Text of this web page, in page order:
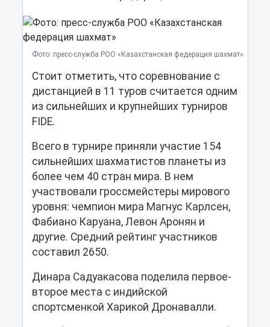
Фото: пресс-служба РОО «Казахстанская федерация шахмат»
Стоит отметить, что соревнование с
дистанцией в 11 туров считается одним
из сильнейших и крупнейших турниров
FIDE.
Всего в турнире приняли участие 154
сильнейших шахматистов планеты из
более чем 40 стран мира. В нем
участвовали гроссмейстеры мирового
уровня: чемпион мира Магнус Карлсен,
Фабиано Каруана, Левон Аронян и
другие. Средний рейтинг участников
составил 2650.
Динара Садуакасова поделила первое-
второе места с индийской
спортсменкой Харикой Дронавалли.